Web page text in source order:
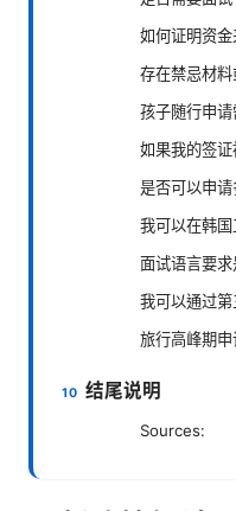
如何证明资金
存在禁忌材料
孩子随行申请
如果我的签证
是否可以申请
我可以在韩国
面试语言要求
我可以通过第
旅行高峰期申
结尾说明
Sources: